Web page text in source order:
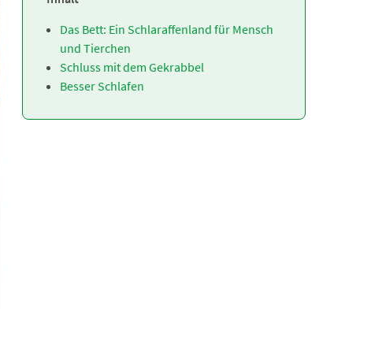
Das Bett: Ein Schlaraffenland für Mensch
und Tierchen
Schluss mit dem Gekrabbel
Besser Schlafen